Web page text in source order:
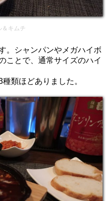
＆キムチ
。シャンパンやメガハイボ
ことで、通常サイズのハイ
類ほどありました。